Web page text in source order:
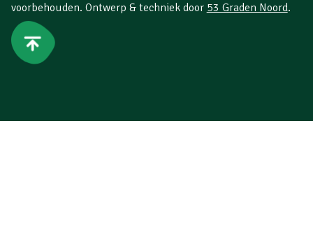
voorbehouden. Ontwerp & techniek door 53 Graden Noord.